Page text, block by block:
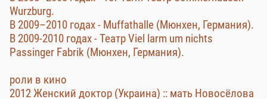
Wurzburg.
В 2009–2010 годах - Muffathalle (Мюнхен, Германия).
В 2009-2010 годах - Театр Viel larm um nichts
Passinger Fabrik (Мюнхен, Германия).
роли в кино
2012 Женский доктор (Украина) :: мать Новосёлова